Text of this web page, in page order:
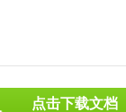
点击下载文档